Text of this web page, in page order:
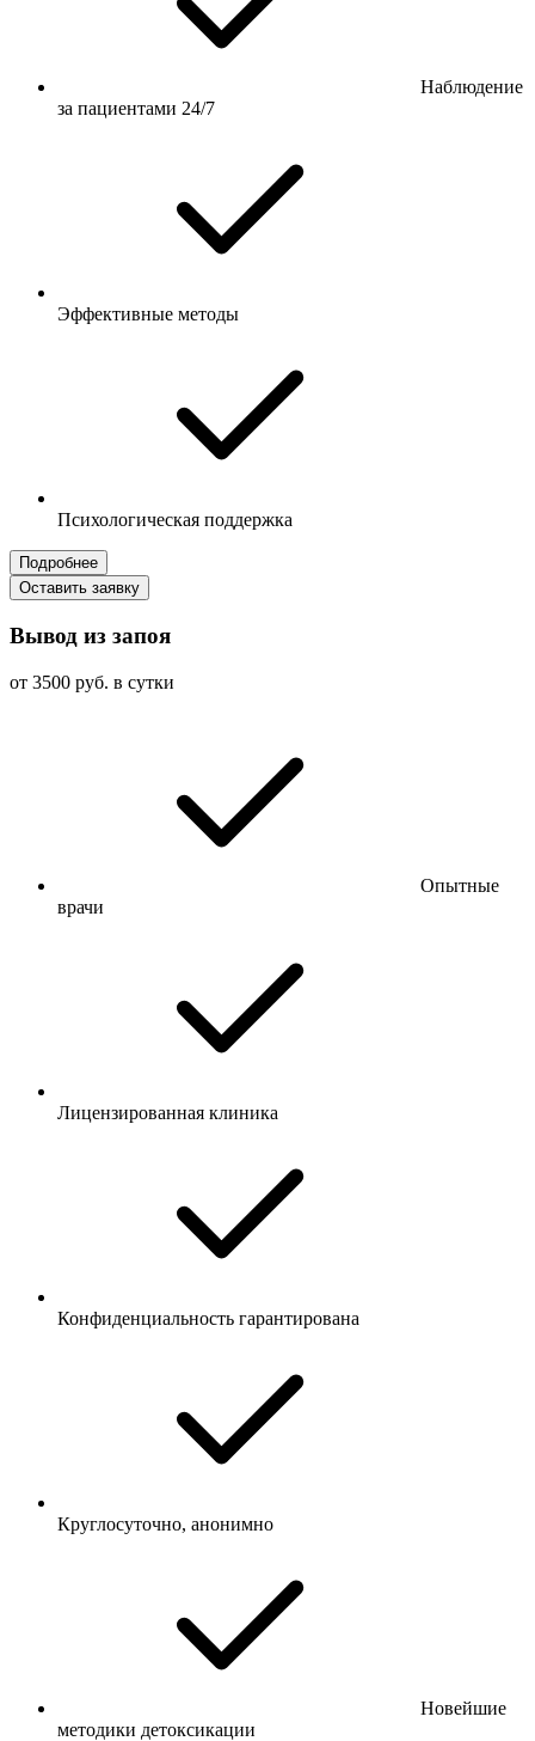
Наблюдение
за пациентами 24/7
Эффективные методы
Психологическая поддержка
Подробнее
Оставить заявку
Вывод из запоя
от 3500 руб. в сутки
Опытные
врачи
Лицензированная клиника
Конфиденциальность гарантирована
Круглосуточно, анонимно
Новейшие
методики детоксикации